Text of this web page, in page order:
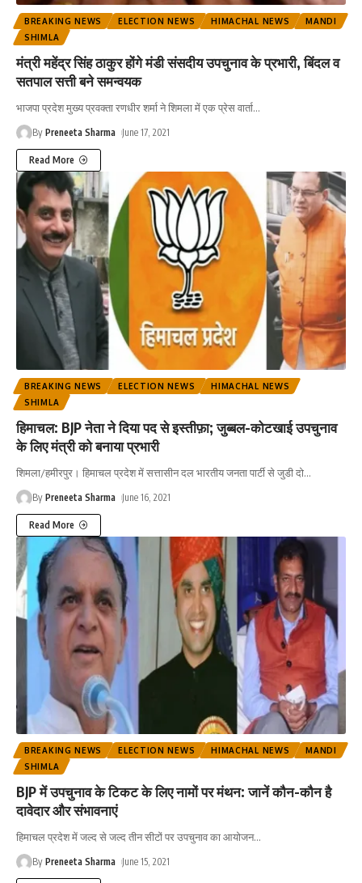
BREAKING NEWS ELECTION NEWS HIMACHAL NEWS
MANDI
SHIMLA
मंत्री महेंद्र सिंह ठाकुर होंगे मंडी संसदीय उपचुनाव के प्रभारी, बिंदल व
सतपाल सत्ती बने समन्वयक
भाजपा प्रदेश मुख्य प्रवक्ता रणधीर शर्मा ने शिमला में एक प्रेस वार्ता…
By Preneeta Sharma June 17, 2021
Read More
BREAKING NEWS ELECTION NEWS
HIMACHAL NEWS
SHIMLA
हिमाचल: BJP नेता ने दिया पद से इस्तीफ़ा; जुब्बल-कोटखाई उपचुनाव
के लिए मंत्री को बनाया प्रभारी
शिमला/हमीरपुर। हिमाचल प्रदेश में सत्तासीन दल भारतीय जनता पार्टी से जुडी दो…
By Preneeta Sharma June 16, 2021
Read More
BREAKING NEWS ELECTION NEWS HIMACHAL NEWS
MANDI
SHIMLA
BJP में उपचुनाव के टिकट के लिए नामों पर मंथन: जानें कौन-कौन है
दावेदार और संभावनाएं
हिमाचल प्रदेश में जल्द से जल्द तीन सीटों पर उपचुनाव का आयोजन…
By Preneeta Sharma June 15, 2021